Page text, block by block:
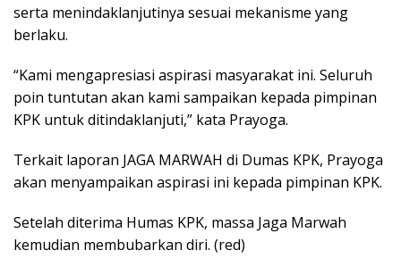
serta menindaklanjutinya sesuai mekanisme yang
berlaku.
“Kami mengapresiasi aspirasi masyarakat ini. Seluruh
poin tuntutan akan kami sampaikan kepada pimpinan
KPK untuk ditindaklanjuti,” kata Prayoga.
Terkait laporan JAGA MARWAH di Dumas KPK, Prayoga
akan menyampaikan aspirasi ini kepada pimpinan KPK.
Setelah diterima Humas KPK, massa Jaga Marwah
kemudian membubarkan diri. (red)